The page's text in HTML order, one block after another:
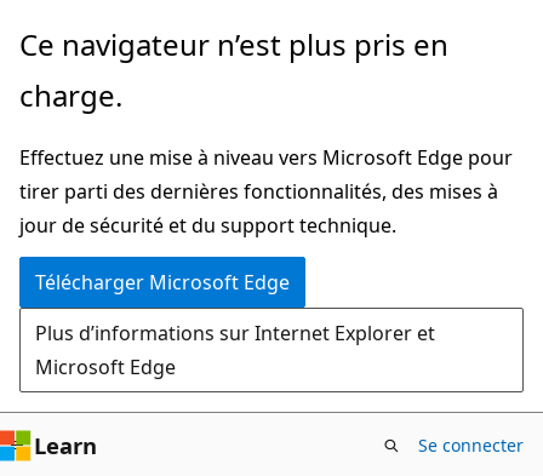
Passer
directement
au
principal
Ce navigateur n’est plus pris en
charge.
Effectuez une mise à niveau vers Microsoft Edge pour
tirer parti des dernières fonctionnalités, des mises à
jour de sécurité et du support technique.
Télécharger Microsoft Edge
Plus d’informations sur Internet Explorer et
Microsoft Edge
Learn Se connecter